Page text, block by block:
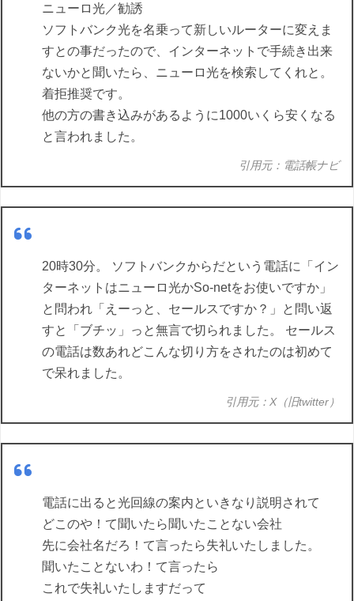
ニューロ光／勧誘
ソフトバンク光を名乗って新しいルーターに変えま
すとの事だったので、インターネットで手続き出来
ないかと聞いたら、ニューロ光を検索してくれと。
着拒推奨です。
他の方の書き込みがあるように1000いくら安くなる
と言われました。
引用元：電話帳ナビ
20時30分。 ソフトバンクからだという電話に「イン
ターネットはニューロ光かSo-netをお使いですか」
と問われ「えーっと、セールスですか？」と問い返
すと「ブチッ」っと無言で切られました。 セールス
の電話は数あれどこんな切り方をされたのは初めて
で呆れました。
引用元：X（旧twitter）
電話に出ると光回線の案内といきなり説明されて
どこのや！て聞いたら聞いたことない会社
先に会社名だろ！て言ったら失礼いたしました。
聞いたことないわ！て言ったら
これで失礼いたしますだって